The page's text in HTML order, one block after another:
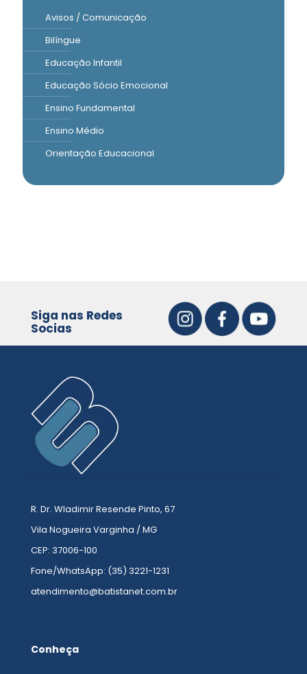
Avisos / Comunicação
Bilíngue
Educação Infantil
Educação Sócio Emocional
Ensino Fundamental
Ensino Médio
Orientação Educacional
Siga nas Redes
Socias
R. Dr. Wladimir Resende Pinto, 67
Vila Nogueira Varginha / MG
CEP: 37006-100
Fone/WhatsApp: (35) 3221-1231
atendimento@batistanet.com.br
Conheça